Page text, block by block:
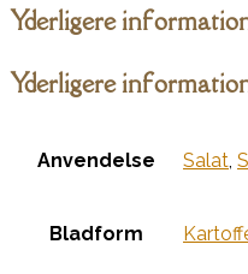
Yderligere
Yderligere
Anvendelse Salat,
Bladform